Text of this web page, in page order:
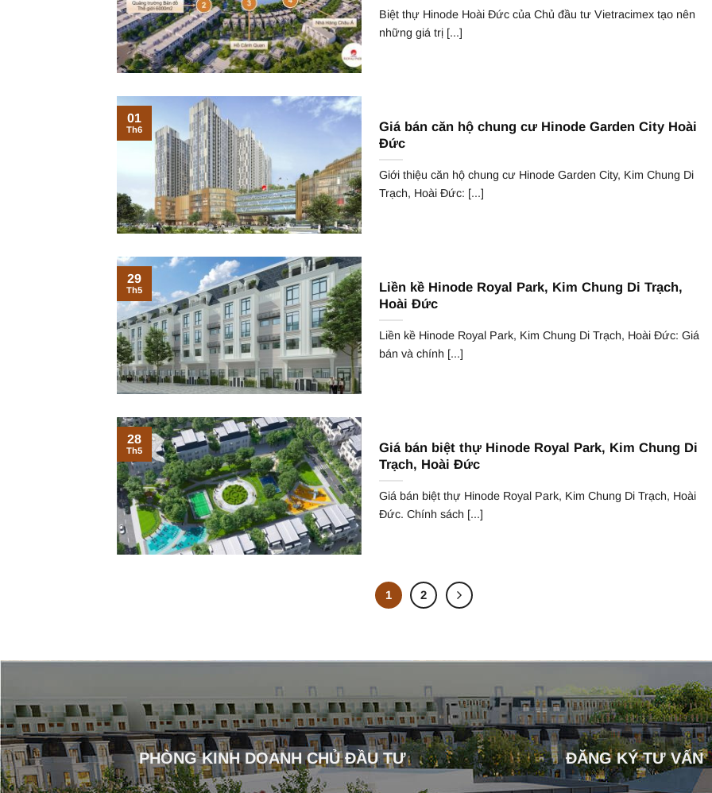
Biệt thự Hinode Hoài Đức của Chủ đầu tư Vietracimex tạo nên
những giá trị [...]
Giá bán căn hộ chung cư Hinode Garden City Hoài
Đức
Giới thiệu căn hộ chung cư Hinode Garden City, Kim Chung Di
Trạch, Hoài Đức: [...]
01
Th6
Liền kề Hinode Royal Park, Kim Chung Di Trạch,
Hoài Đức
Liền kề Hinode Royal Park, Kim Chung Di Trạch, Hoài Đức: Giá
bán và chính [...]
29
Th5
Giá bán biệt thự Hinode Royal Park, Kim Chung Di
Trạch, Hoài Đức
Giá bán biệt thự Hinode Royal Park, Kim Chung Di Trạch, Hoài
Đức. Chính sách [...]
28
Th5
1 2
PHÒNG KINH DOANH CHỦ ĐẦU TƯ ĐĂNG KÝ TƯ VẤN